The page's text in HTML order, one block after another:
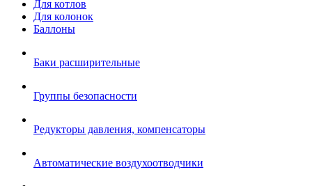
Для котлов
Для колонок
Баллоны
Баки расширительные
Группы безопасности
Редукторы давления, компенсаторы
Автоматические воздухоотводчики